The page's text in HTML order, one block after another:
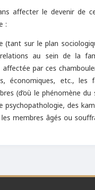
affecter le devenir de
:
(tant sur le plan
au sein de la
par ces
économiques, etc., les
(d’où le phénomène
des
membres âgés ou